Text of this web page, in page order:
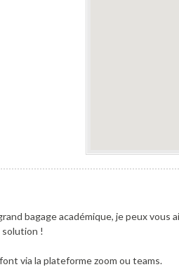
bagage académique, je peux vous
solution !
via la plateforme zoom ou teams.